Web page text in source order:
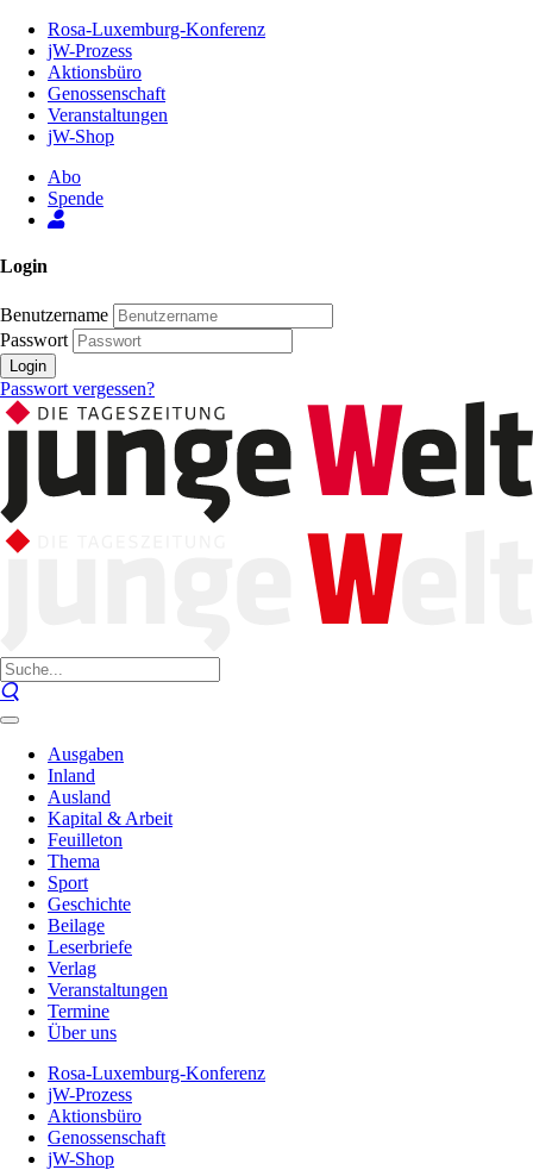
Inhalt
Seite
Rosa-Luxemburg-Konferenz
jW-Prozess
Aktionsbüro
Genossenschaft
Veranstaltungen
jW-Shop
Abo
Spende
Login
Benutzername
Passwort
Login
Passwort vergessen?
Ausgaben
Inland
Ausland
Kapital & Arbeit
Feuilleton
Thema
Sport
Geschichte
Beilage
Leserbriefe
Verlag
Veranstaltungen
Termine
Über uns
Rosa-Luxemburg-Konferenz
jW-Prozess
Aktionsbüro
Genossenschaft
jW-Shop